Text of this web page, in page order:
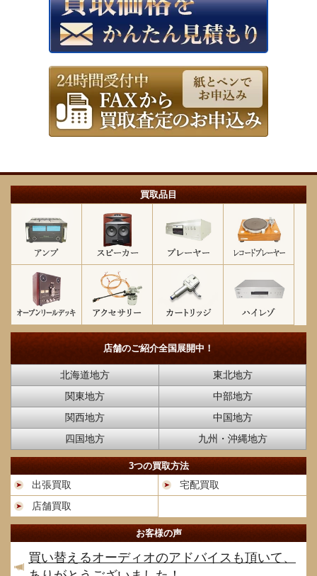
買取品目
店舗のご紹介全国展開中！
北海道地方
東北地方
関東地方
中部地方
関西地方
中国地方
四国地方
九州・沖縄地方
3つの買取方法
出張買取
宅配買取
店舗買取
お客様の声
買い替えるオーディオのアドバイスも頂いて、